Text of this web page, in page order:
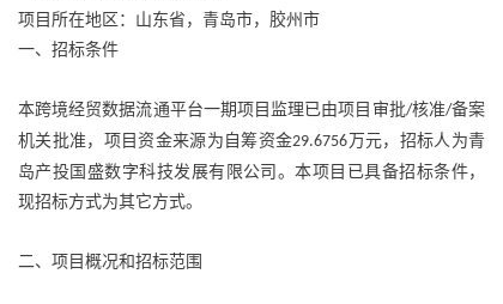
项目所在地区：山东省，青岛市，胶州市
一、招标条件
本跨境经贸数据流通平台一期项目监理已由项目审批/核准/备案
机关批准，项目资金来源为自筹资金29.6756 万元，招标人为青
岛产投国盛数字科技发展有限公司。本项目已具备招标条件，
现招标方式为其它方式。
二、项目概况和招标范围